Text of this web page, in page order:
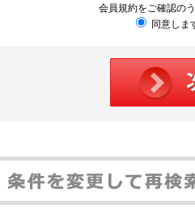
会員規約をご確認の
同意しま